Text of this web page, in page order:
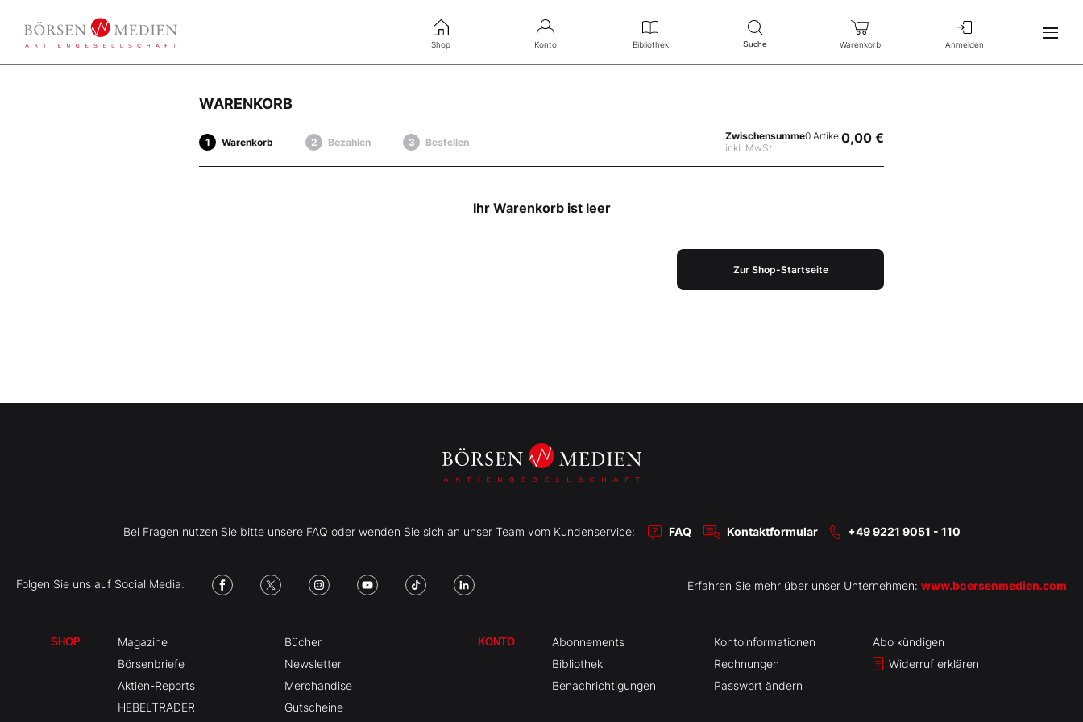
Shop Konto Bibliothek Suche Warenkorb Anmelden
WARENKORB
Warenkorb Bezahlen Bestellen
Zwischensumme
inkl. MwSt.
0 Artikel0,00 €
Ihr Warenkorb ist leer
Zur Shop-Startseite
Bei Fragen nutzen Sie bitte unsere FAQ oder wenden Sie sich an unser Team vom Kundenservice: FAQ Kontaktformular +49 9221 9051 - 110
Folgen Sie uns auf Social Media: Erfahren Sie mehr über unser Unternehmen: www.boersenmedien.com
SHOP
Magazine
Börsenbriefe
Aktien-Reports
HEBELTRADER
Bücher
Newsletter
Merchandise
Gutscheine
KONTO
Abonnements
Bibliothek
Benachrichtigungen
Kontoinformationen
Rechnungen
Passwort ändern
Abo kündigen
Widerruf erklären